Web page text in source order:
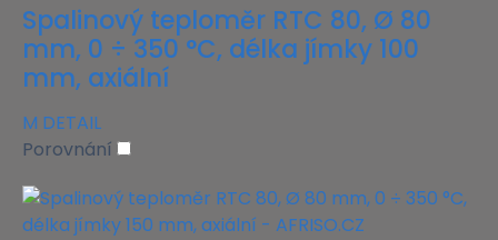
Spalinový teploměr RTC 80, Ø 80
mm, 0 ÷ 350 °C, délka jímky 100
mm, axiální
M DETAIL
Porovnání